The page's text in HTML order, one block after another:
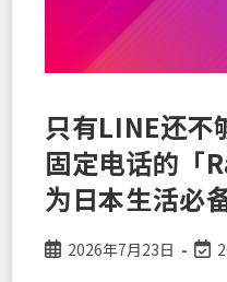
典
能
活
用
技
巧
只有LINE还不
固定电话的
为日本生活必
Post2026年7月23日
Post